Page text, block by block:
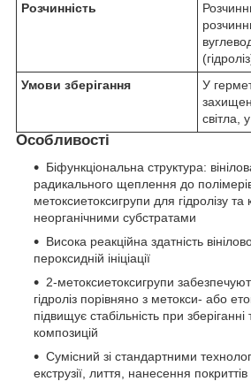
Розчинність
Умови зберігання
У
світла,
Особливості
Біфункціональна структура:
радикального щеплення до
метоксиетоксигрупи для гідролізу та
неорганічними субстратами
Висока реакційна здатність
пероксидній ініціації
2-метоксиетоксигрупи
гідроліз порівняно з метокси- або
підвищує стабільність при зберіганні
композицій
Сумісний зі стандартними
екструзії, лиття, нанесення покриттів